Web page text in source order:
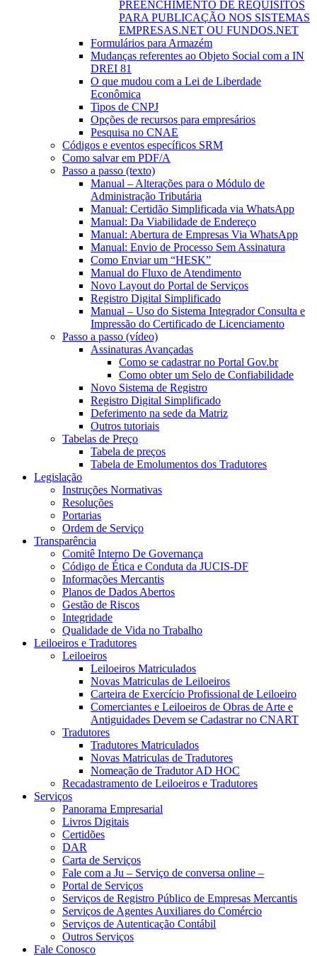
PREENCHIMENTO DE REQUISITOS
PARA PUBLICAÇÃO NOS SISTEMAS
EMPRESAS.NET OU FUNDOS.NET
Formulários para Armazém
Mudanças referentes ao Objeto Social com a IN
DREI 81
O que mudou com a Lei de Liberdade
Econômica
Tipos de CNPJ
Opções de recursos para empresários
Pesquisa no CNAE
Códigos e eventos específicos SRM
Como salvar em PDF/A
Passo a passo (texto)
Manual – Alterações para o Módulo de
Administração Tributária
Manual: Certidão Simplificada via WhatsApp
Manual: Da Viabilidade de Endereço
Manual: Abertura de Empresas Via WhatsApp
Manual: Envio de Processo Sem Assinatura
Como Enviar um “HESK”
Manual do Fluxo de Atendimento
Novo Layout do Portal de Serviços
Registro Digital Simplificado
Manual – Uso do Sistema Integrador Consulta e
Impressão do Certificado de Licenciamento
Passo a passo (vídeo)
Assinaturas Avançadas
Como se cadastrar no Portal Gov.br
Como obter um Selo de Confiabilidade
Novo Sistema de Registro
Registro Digital Simplificado
Deferimento na sede da Matriz
Outros tutoriais
Tabelas de Preço
Tabela de preços
Tabela de Emolumentos dos Tradutores
Legislação
Instruções Normativas
Resoluções
Portarias
Ordem de Serviço
Transparência
Comitê Interno De Governança
Código de Ética e Conduta da JUCIS-DF
Informações Mercantis
Planos de Dados Abertos
Gestão de Riscos
Integridade
Qualidade de Vida no Trabalho
Leiloeiros e Tradutores
Leiloeiros
Leiloeiros Matriculados
Novas Matriculas de Leiloeiros
Carteira de Exercício Profissional de Leiloeiro
Comerciantes e Leiloeiros de Obras de Arte e
Antiguidades Devem se Cadastrar no CNART
Tradutores
Tradutores Matriculados
Novas Matriculas de Tradutores
Nomeação de Tradutor AD HOC
Recadastramento de Leiloeiros e Tradutores
Serviços
Panorama Empresarial
Livros Digitais
Certidões
DAR
Carta de Serviços
Fale com a Ju – Serviço de conversa online –
Portal de Serviços
Serviços de Registro Público de Empresas Mercantis
Serviços de Agentes Auxiliares do Comércio
Serviços de Autenticação Contábil
Outros Serviços
Fale Conosco